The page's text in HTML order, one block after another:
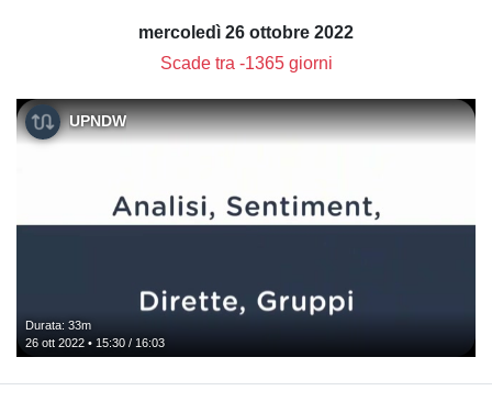
mercoledì 26 ottobre 2022
Scade tra -1365 giorni
UPNDW
Durata: 33m
26 ott 2022 • 15:30 / 16:03